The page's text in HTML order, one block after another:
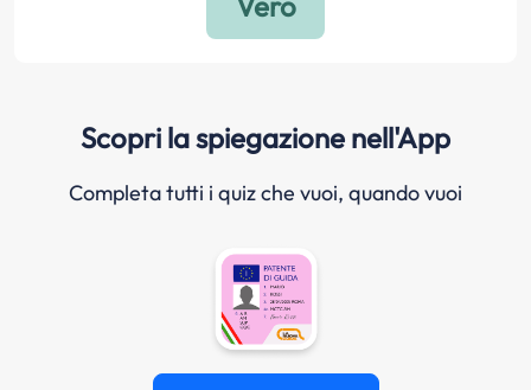
Scopri la spiegazione nell'App
Completa tutti i quiz che vuoi, quando vuoi